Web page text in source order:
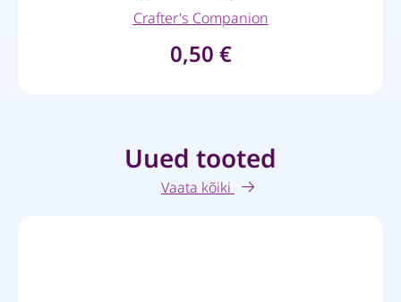
Crafter's Companion
0,50 €
Uued tooted
Vaata kõiki